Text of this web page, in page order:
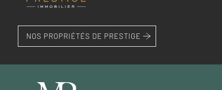
NOS PROPRIÉTÉS DE PRESTIGE